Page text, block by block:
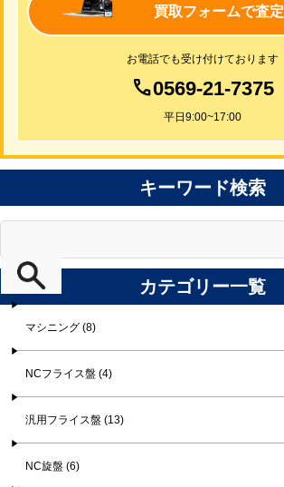
買取フォームで査定
お電話でも受け付けております
0569-21-7375
平日9:00~17:00
キーワード検索
カテゴリー一覧
マシニング (8)
NCフライス盤 (4)
汎用フライス盤 (13)
NC旋盤 (6)